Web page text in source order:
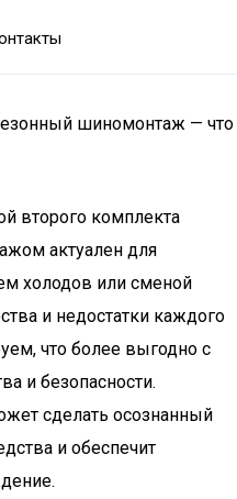
шиномонтаж — что
второго комплекта
актуален для
холодов или сменой
и недостатки каждого
что более выгодно с
и безопасности.
сделать осознанный
и обеспечит